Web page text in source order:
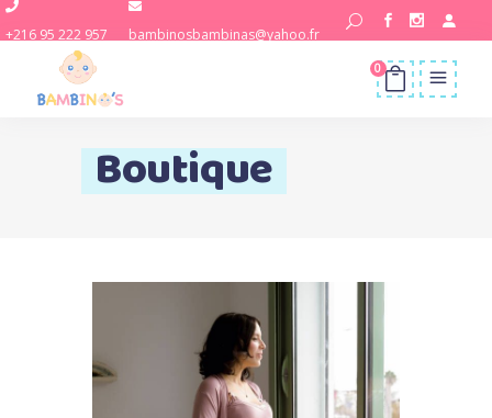
+216 95 222 957 bambinosbambinas@yahoo.fr
0
Boutique